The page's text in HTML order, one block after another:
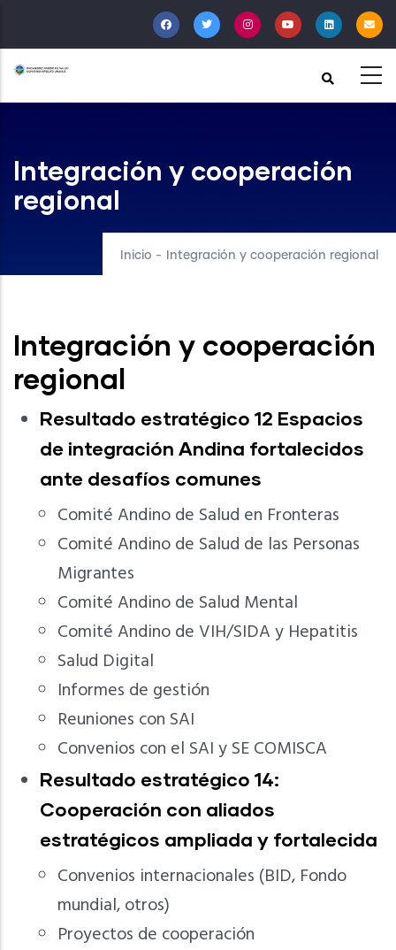
al
contenido
principal
Integración y cooperación
regional
Inicio - Integración y cooperación regional
Integración y cooperación
regional
Resultado estratégico 12 Espacios
de integración Andina fortalecidos
ante desafíos comunes
Comité Andino de Salud en Fronteras
Comité Andino de Salud de las Personas
Migrantes
Comité Andino de Salud Mental
Comité Andino de VIH/SIDA y Hepatitis
Salud Digital
Informes de gestión
Reuniones con SAI
Convenios con el SAI y SE COMISCA
Resultado estratégico 14:
Cooperación con aliados
estratégicos ampliada y fortalecida
Convenios internacionales (BID, Fondo
mundial, otros)
Proyectos de cooperación